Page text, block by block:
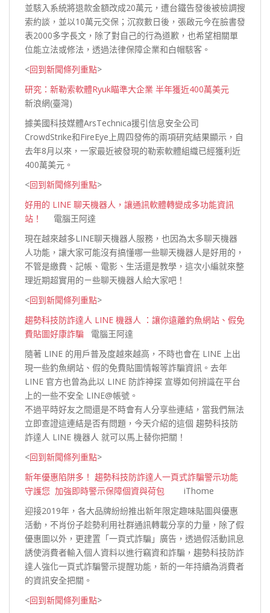
並駭入系統將退款金額改成20萬元，遭台鐵告發後被檢調搜
索約談，並以10萬元交保；沉寂數日後，張啟元今在臉書發
表2000多字長文，除了對自己的行為道歉，也希望相關單
位能立法或修法，透過法律保障企業和白帽駭客。
<回到新聞條列重點>
研究：新勒索軟體Ryuk瞄準大企業 半年獲近400萬美元
新浪網(臺灣)
據美國科技媒體ArsTechnica援引信息安全公司
CrowdStrike和FireEye上周四發佈的兩項研究結果顯示，自
去年8月以來，一家最近被發現的勒索軟體組織已經獲利近
400萬美元。
<回到新聞條列重點>
好用的 LINE 聊天機器人，讓通訊軟體轉變成多功能資訊
站！
電腦王阿達
現在越來越多LINE聊天機器人服務，也因為太多聊天機器
人功能，讓大家可能沒有搞懂哪一些聊天機器人是好用的，
不管是繳費、記帳、電影、生活還是教學，這次小編就來整
理近期超實用的ㄧ些聊天機器人給大家吧！
<回到新聞條列重點>
趨勢科技防詐達人 LINE 機器人 ：讓你遠離釣魚網站、假免
費貼圖好康詐騙 電腦王阿達
隨著 LINE 的用戶普及度越來越高，不時也會在 LINE 上出
現一些釣魚網站、假的免費貼圖情報等詐騙資訊。去年
LINE 官方也曾為此以 LINE 防詐神探 宣導如何辨識在平台
上的一些不安全 LINE@帳號。
不過平時好友之間還是不時會有人分享些連結，當我們無法
立即查證這連結是否有問題，今天介紹的這個 趨勢科技防
詐達人 LINE 機器人 就可以馬上替你把關！
<回到新聞條列重點>
新年優惠陷阱多！ 趨勢科技防詐達人一頁式詐騙警示功能
守護您 加強即時警示保障個資與荷包 iThome
迎接2019年，各大品牌紛紛推出新年限定趣味貼圖與優惠
活動，不肖份子趁勢利用社群通訊轉載分享的力量，除了假
優惠圖以外，更建置「一頁式詐騙」廣告，透過假活動訊息
誘使消費者輸入個人資料以進行竊資和詐騙，趨勢科技防詐
達人強化一頁式詐騙警示提醒功能，新的一年持續為消費者
的資訊安全把關。
<回到新聞條列重點>